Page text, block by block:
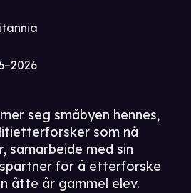
seg småbyen hennes,
som nå
samarbeide med sin
for å etterforske
åtte år gammel elev.